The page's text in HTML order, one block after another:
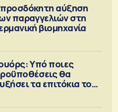
αύξηση
παραγγελιών στη
βιομηχανία
Υπό ποιες
θα
τα επιτόκια τον